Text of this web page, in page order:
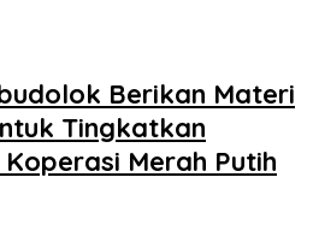
Berikan Materi
Tingkatkan
Merah Putih